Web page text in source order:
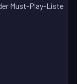
Must-Play-Liste